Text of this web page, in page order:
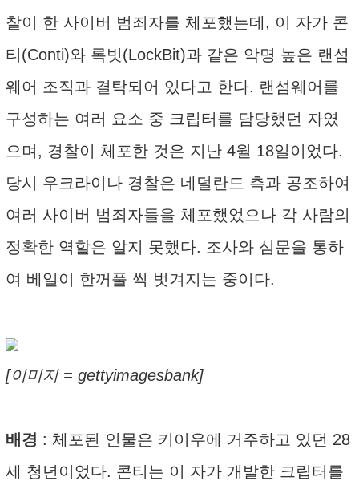
찰이 한 사이버 범죄자를 체포했는데, 이 자가 콘
티(Conti)와 록빗(LockBit)과 같은 악명 높은 랜섬
웨어 조직과 결탁되어 있다고 한다. 랜섬웨어를
구성하는 여러 요소 중 크립터를 담당했던 자였
으며, 경찰이 체포한 것은 지난 4월 18일이었다.
당시 우크라이나 경찰은 네덜란드 측과 공조하여
여러 사이버 범죄자들을 체포했었으나 각 사람의
정확한 역할은 알지 못했다. 조사와 심문을 통하
여 베일이 한꺼풀 씩 벗겨지는 중이다.
[이미지 = gettyimagesbank]
배경 : 체포된 인물은 키이우에 거주하고 있던 28
세 청년이었다. 콘티는 이 자가 개발한 크립터를